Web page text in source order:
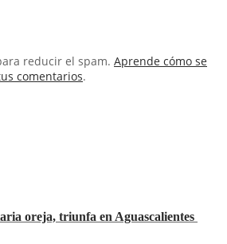
reducir el spam. Aprende cómo se
comentarios.
oreja, triunfa en Aguascalientes